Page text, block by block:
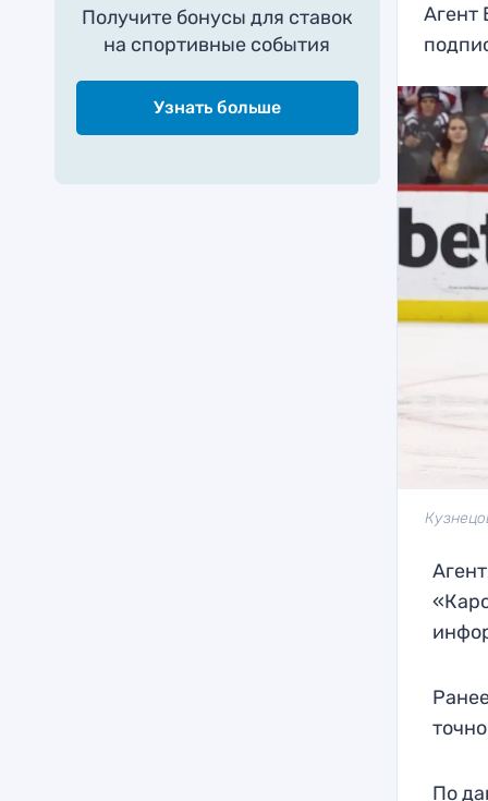
Получите бонусы для ставок
на спортивные события
Узнать больше
Агент
По